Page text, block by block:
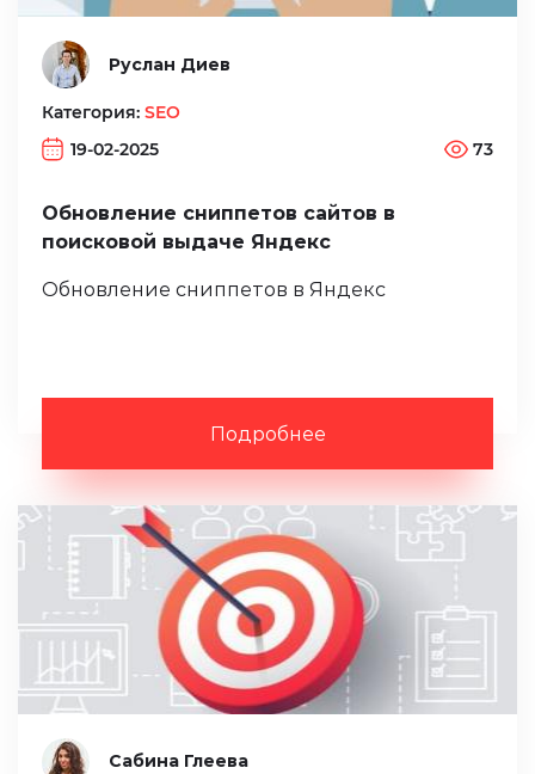
Руслан Диев
Категория: SEO
19-02-2025
73
Обновление сниппетов сайтов в
поисковой выдаче Яндекс
Обновление сниппетов в Яндекс
Подробнее
Сабина Глеева